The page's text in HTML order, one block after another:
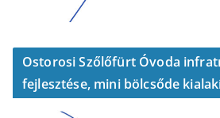
Ostorosi Szőlőfürt Óvoda
fejlesztése, mini bölcsőde